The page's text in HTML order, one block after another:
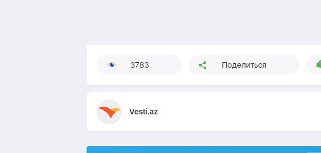
3783 Поделиться
Vesti.az